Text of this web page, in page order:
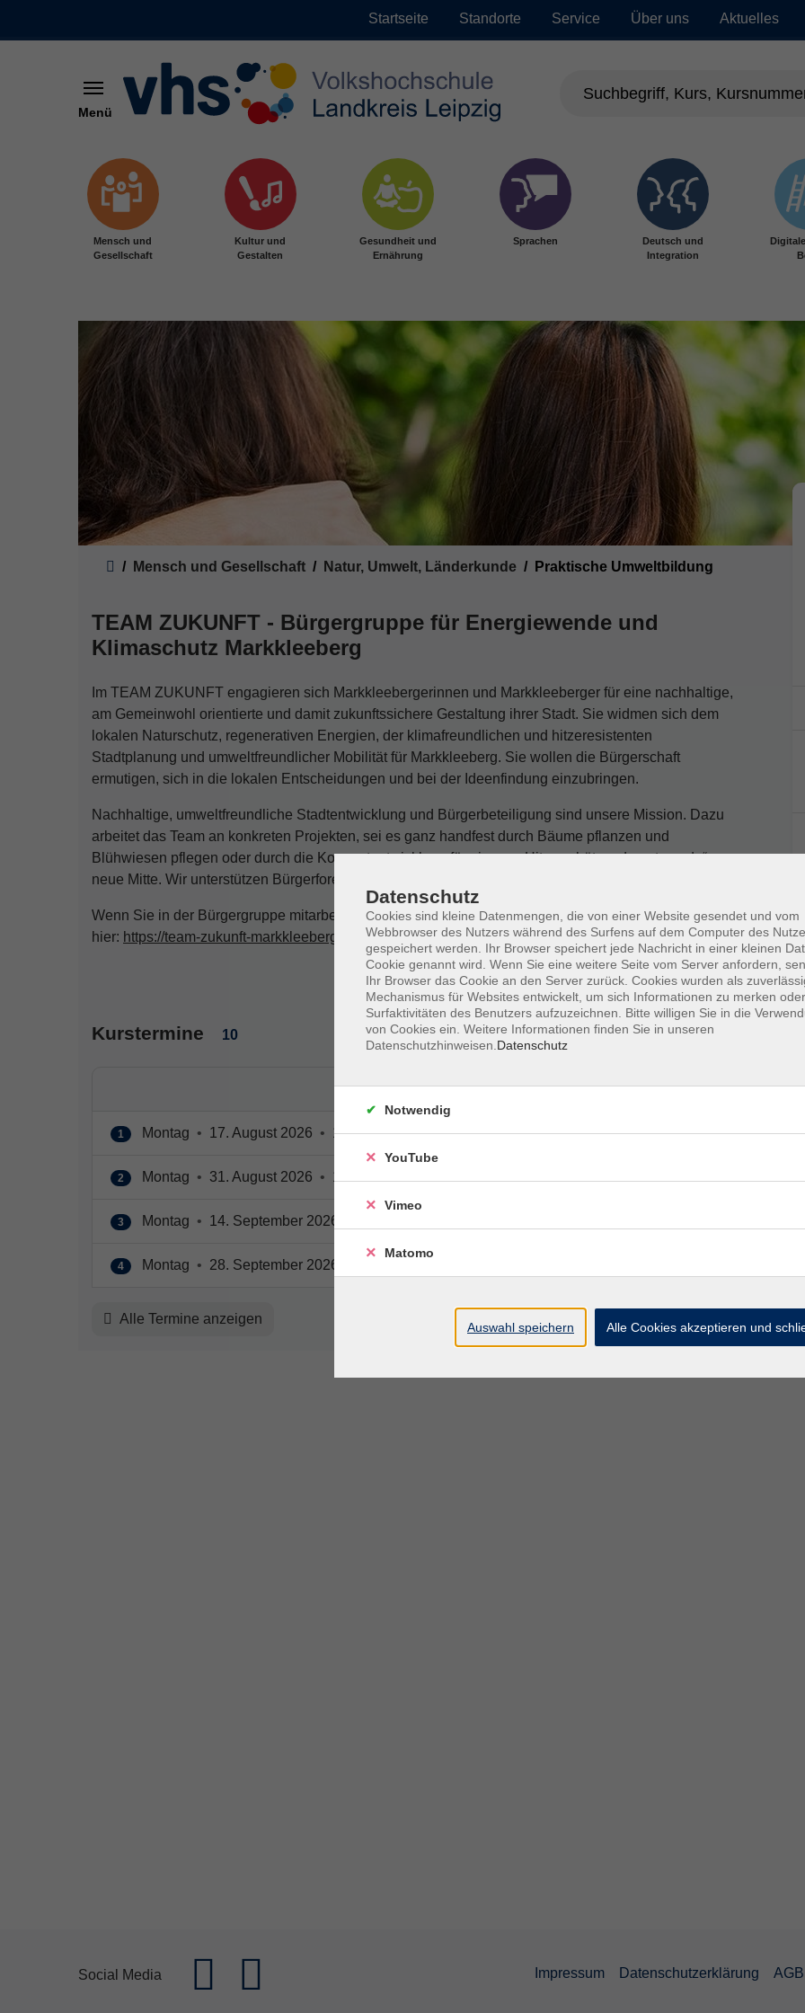
Startseite Standorte Service Über uns Aktuelles
Menü
Mensch und
Gesellschaft
Kultur und
Gestalten
Gesundheit und
Ernährung
Sprachen
Deutsch und
Integration
Mensch und Gesellschaft Natur, Umwelt, Länderkunde Praktische Umweltbildung
TEAM ZUKUNFT - Bürgergruppe für Energiewende und
Klimaschutz Markkleeberg
Im TEAM ZUKUNFT engagieren sich Markkleebergerinnen und Markkleeberger für eine nachhaltige,
am Gemeinwohl orientierte und damit zukunftssichere Gestaltung ihrer Stadt. Sie widmen sich dem
lokalen Naturschutz, regenerativen Energien, der klimafreundlichen und hitzeresistenten
Stadtplanung und umweltfreundlicher Mobilität für Markkleeberg. Sie wollen die Bürgerschaft
ermutigen, sich in die lokalen Entscheidungen und bei der Ideenfindung einzubringen.
Nachhaltige, umweltfreundliche Stadtentwicklung und Bürgerbeteiligung sind unsere Mission. Dazu
arbeitet das Team an konkreten Projekten, sei es ganz handfest durch Bäume pflanzen und
Blühwiesen pflegen oder durch die Konzeptentwicklung für eine vor Hitze schützende, „atmende“
neue Mitte. Wir unterstützen Bürgerforen und wollen selber Austauschformate anbieten.
Wenn Sie in der Bürgergruppe mitarbeiten möchten, melden Sie sich bitte an. Mehr Informationen
hier: https://team-zukunft-markkleeberg.de/
Kurstermine 10
Ort / Raum
1 Montag • 17. August 2026 • 18:00 – 20:00 Uhr Raum 2.14
2 Montag • 31. August 2026 • 18:00 – 20:00 Uhr
3 Montag • 14. September 2026
4 Montag • 28. September 2026
Alle Termine anzeigen
Social Media Impressum Datenschutzerklärung
Datenschutz
Cookies sind kleine Datenmengen, die von einer Website gesendet und vom
Webbrowser des Nutzers während des Surfens auf dem Computer des
gespeichert werden. Ihr Browser speichert jede Nachricht in einer kleinen
Cookie genannt wird. Wenn Sie eine weitere Seite vom Server anfordern,
Ihr Browser das Cookie an den Server zurück. Cookies wurden als
Mechanismus für Websites entwickelt, um sich Informationen zu merken
Surfaktivitäten des Benutzers aufzuzeichnen. Bitte willigen Sie in die
von Cookies ein. Weitere Informationen finden Sie in unseren
Datenschutzhinweisen. Datenschutz
Notwendig
YouTube
Vimeo
Matomo
Auswahl speichern Alle Cookies akzeptieren und